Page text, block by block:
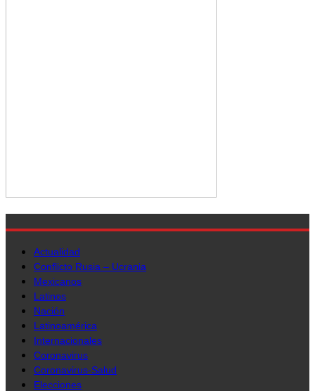
Actualidad
Conflicto Rusia – Ucrania
Mexicanos
Latinos
Nación
Latinoamérica
Internacionales
Coronavirus
Coronavirus-Salud
Elecciones